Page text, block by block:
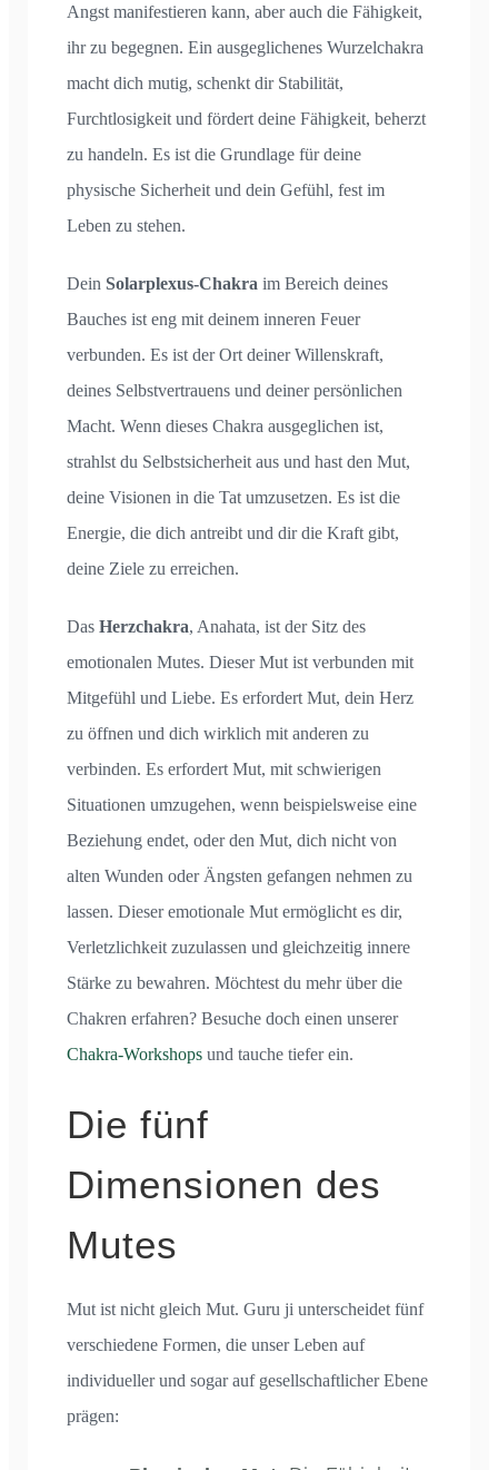
Angst manifestieren kann, aber auch die Fähigkeit,
ihr zu begegnen. Ein ausgeglichenes Wurzelchakra
macht dich mutig, schenkt dir Stabilität,
Furchtlosigkeit und fördert deine Fähigkeit, beherzt
zu handeln. Es ist die Grundlage für deine
physische Sicherheit und dein Gefühl, fest im
Leben zu stehen.
DeinSolarplexus-Chakra im Bereich deines
Bauches ist eng mit deinem inneren Feuer
verbunden. Es ist der Ort deiner Willenskraft,
deines Selbstvertrauens und deiner persönlichen
Macht. Wenn dieses Chakra ausgeglichen ist,
strahlst du Selbstsicherheit aus und hast den Mut,
deine Visionen in die Tat umzusetzen. Es ist die
Energie, die dich antreibt und dir die Kraft gibt,
deine Ziele zu erreichen.
DasHerzchakra, Anahata, ist der Sitz des
emotionalen Mutes. Dieser Mut ist verbunden mit
Mitgefühl und Liebe. Es erfordert Mut, dein Herz
zu öffnen und dich wirklich mit anderen zu
verbinden. Es erfordert Mut, mit schwierigen
Situationen umzugehen, wenn beispielsweise eine
Beziehung endet, oder den Mut, dich nicht von
alten Wunden oder Ängsten gefangen nehmen zu
lassen. Dieser emotionale Mut ermöglicht es dir,
Verletzlichkeit zuzulassen und gleichzeitig innere
Stärke zu bewahren. Möchtest du mehr über die
Chakren erfahren? Besuche doch einen unserer
Chakra-Workshops und tauche tiefer ein.
Die fünf
Dimensionen des
Mutes
Mut ist nicht gleich Mut. Guru ji unterscheidet fünf
verschiedene Formen, die unser Leben auf
individueller und sogar auf gesellschaftlicher Ebene
prägen: